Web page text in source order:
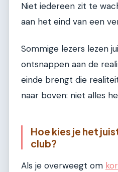
Niet iedereen zit te
aan het eind van een
Sommige lezers lezen
ontsnappen aan de
einde brengt die
naar boven: niet alles
Hoe kies je het
club?
Als je overweegt om